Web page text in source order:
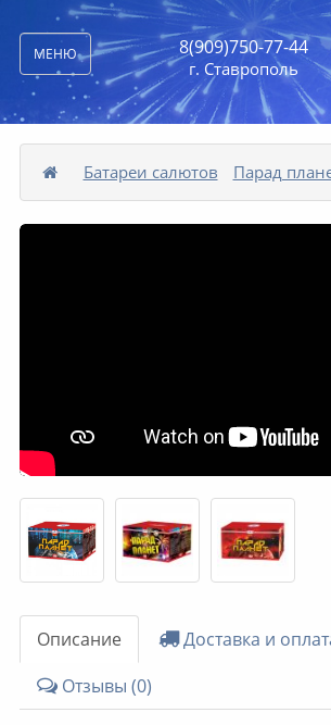
МЕНЮ 8(909)750-77-44
г. Ставрополь
Батареи салютов Парад
Описание
Доставка и
Отзывы (0)